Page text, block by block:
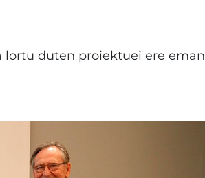
lortu duten proiektuei ere eman